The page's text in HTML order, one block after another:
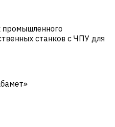
станков с ЧПУ для